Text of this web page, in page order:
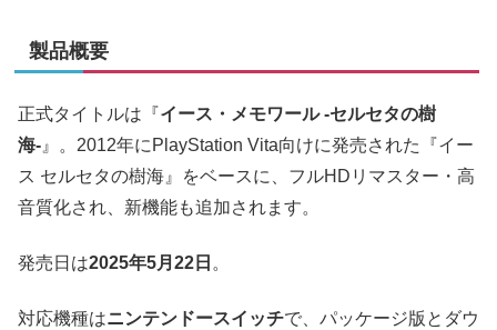
製品概要
正式タイトルは『イース・メモワール -セルセタの樹
海- 』。2012年にPlayStation Vita向けに発売された『イー
ス セルセタの樹海』をベースに、フルHDリマスター・高
音質化され、新機能も追加されます。
発売日は2025年5月22日 。
対応機種はニンテンドースイッチで、パッケージ版とダウ